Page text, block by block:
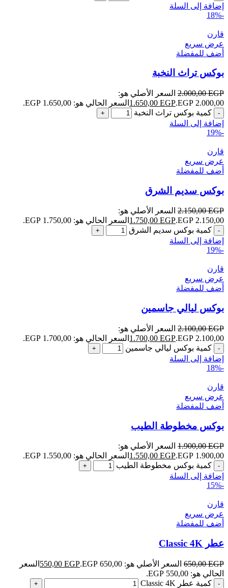
إضافة إلى السلة
-18%
قارن
عرض سريع
أضف للمفضلة
بوكس تراث النخبة
2.000,00EGP
السعر الأصلي هو:
2.000,00 EGP.
1.650,00 EGP
السعر الحالي هو: 1.650,00 EGP.
كمية بوكس تراث النخبة
إضافة إلى السلة
-19%
قارن
عرض سريع
أضف للمفضلة
بوكس سديم الشرق
2.150,00EGP
السعر الأصلي هو:
2.150,00 EGP.
1.750,00 EGP
السعر الحالي هو: 1.750,00 EGP.
كمية بوكس سديم الشرق
إضافة إلى السلة
-19%
قارن
عرض سريع
أضف للمفضلة
بوكس ليالي جاسمين
2.100,00EGP
السعر الأصلي هو:
2.100,00 EGP.
1.700,00 EGP
السعر الحالي هو: 1.700,00 EGP.
كمية بوكس ليالي جاسمين
إضافة إلى السلة
-18%
قارن
عرض سريع
أضف للمفضلة
بوكس مخطوطة الطيب
1.900,00EGP
السعر الأصلي هو:
1.900,00 EGP.
1.550,00 EGP
السعر الحالي هو: 1.550,00 EGP.
كمية بوكس مخطوطة الطيب
إضافة إلى السلة
-15%
قارن
عرض سريع
أضف للمفضلة
عطر Classic 4K
650,00EGP السعر الأصلي هو: 650,00 EGP. 550,00 EGP
السعر
الحالي هو: 550,00 EGP.
كمية عطر Classic 4K